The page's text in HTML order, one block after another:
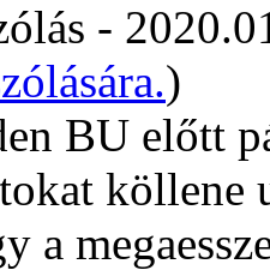
-
)
BU előtt
köllene
a